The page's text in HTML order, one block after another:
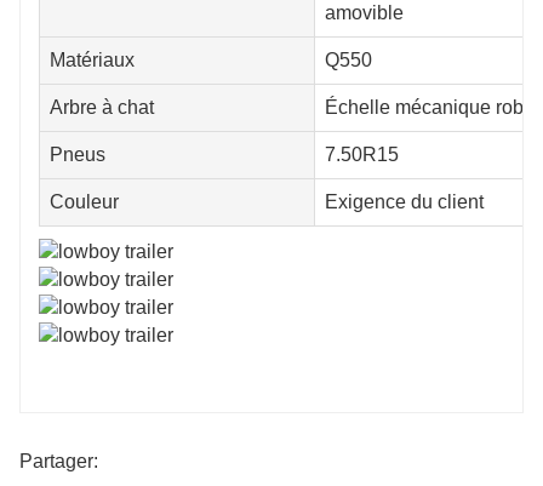
amovible
Matériaux Q550
Arbre à chat Échelle mécanique
Pneus 7.50R15
Couleur Exigence du client
Partager: